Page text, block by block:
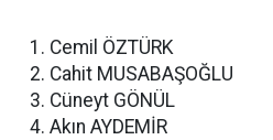
Cemil ÖZTÜRK
Cahit MUSABAŞOĞLU
Cüneyt GÖNÜL
Akın AYDEMİR